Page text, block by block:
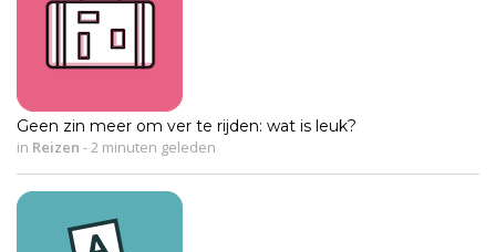
Geen zin meer om ver te rijden: wat is leuk?
in Reizen - 2 minuten geleden